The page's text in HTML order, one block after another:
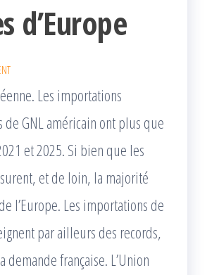
d’Europe
Les importations
de GNL américain ont plus que
et 2025. Si bien que les
et de loin, la majorité
l’Europe. Les importations de
par ailleurs des records,
demande française. L’Union